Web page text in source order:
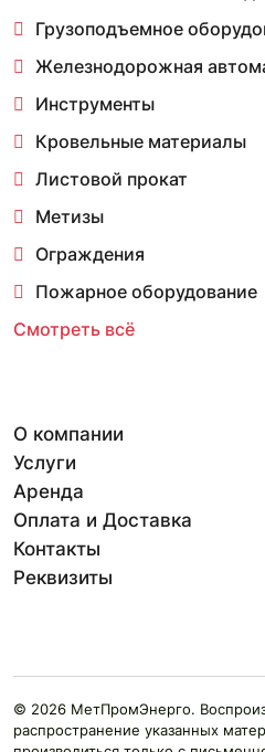
Грузоподъемное
Железнодорожная
Инструменты
Кровельные материалы
Листовой прокат
Метизы
Ограждения
Пожарное оборудование
Смотреть всё
О компании
Услуги
Аренда
Оплата и Доставка
Контакты
Реквизиты
© 2026 МетПромЭнерго.
распространение указанных